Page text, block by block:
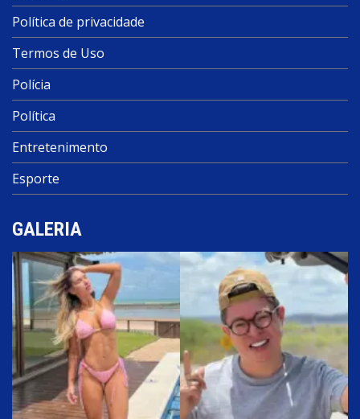
Política de privacidade
Termos de Uso
Polícia
Política
Entretenimento
Esporte
GALERIA